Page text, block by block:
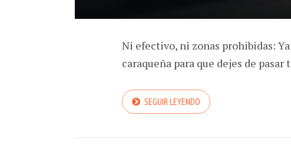
Ni efectivo, ni zonas prohibidas:
caraqueña para que dejes de pasar
SEGUIR LEYENDO